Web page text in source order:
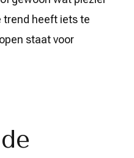
trend heeft iets te
staat voor